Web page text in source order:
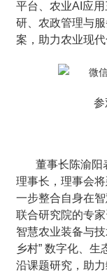
平台、农业AI应
研、农政管理与
案，助力农业现代
参
董事长陈渝阳
理事长，理事会
一步整合自身在
联合研究院的专
智慧农业装备与
乡村” 数字化、
沿课题研究，助